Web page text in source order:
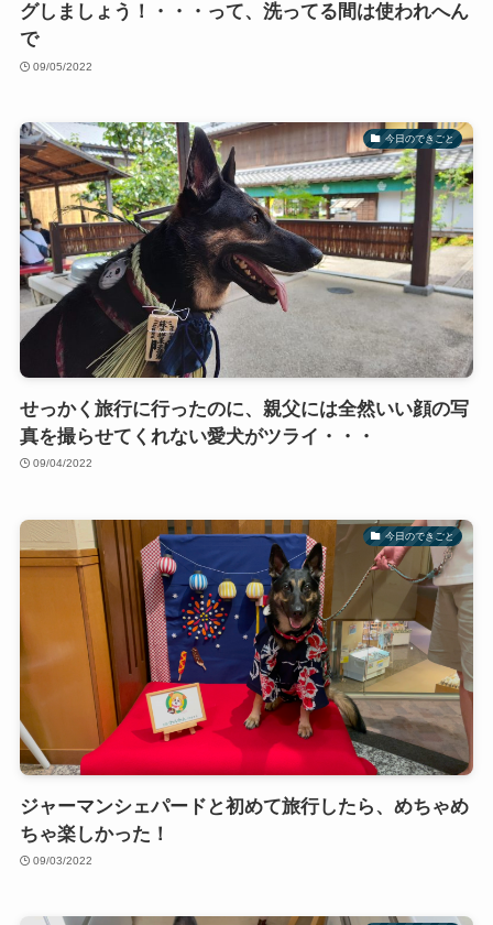
グしましょう！・・・って、洗ってる間は使われへん
で
09/05/2022
今日のできごと
せっかく旅行に行ったのに、親父には全然いい顔の写
真を撮らせてくれない愛犬がツライ・・・
09/04/2022
今日のできごと
ジャーマンシェパードと初めて旅行したら、めちゃめ
ちゃ楽しかった！
09/03/2022